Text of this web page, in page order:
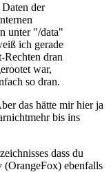
der
unter "/data"
ich gerade
Rechten dran
war,
so dran.
das hätte mir hier ja
bis ins
dass du
(OrangeFox) ebenfalls